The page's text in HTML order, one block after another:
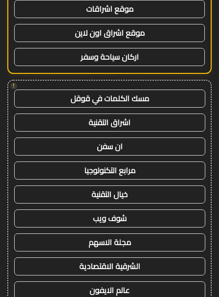
موقع اشراقات
موقع اشراق اون لاين
اركان سياحة وسفر
!
مسك الكلمات في قوقل
اشراق التقنية
ان سفن
مرابع التكنولوجيا
خيال التقنية
شوف ويب
مجلة الاسهم
الشرقية الاقتصادية
عالم الايفون